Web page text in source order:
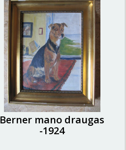
Berner mano draugas
-1924